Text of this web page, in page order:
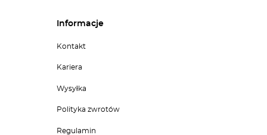
Informacje
Kontakt
Kariera
Wysyłka
Polityka zwrotów
Regulamin